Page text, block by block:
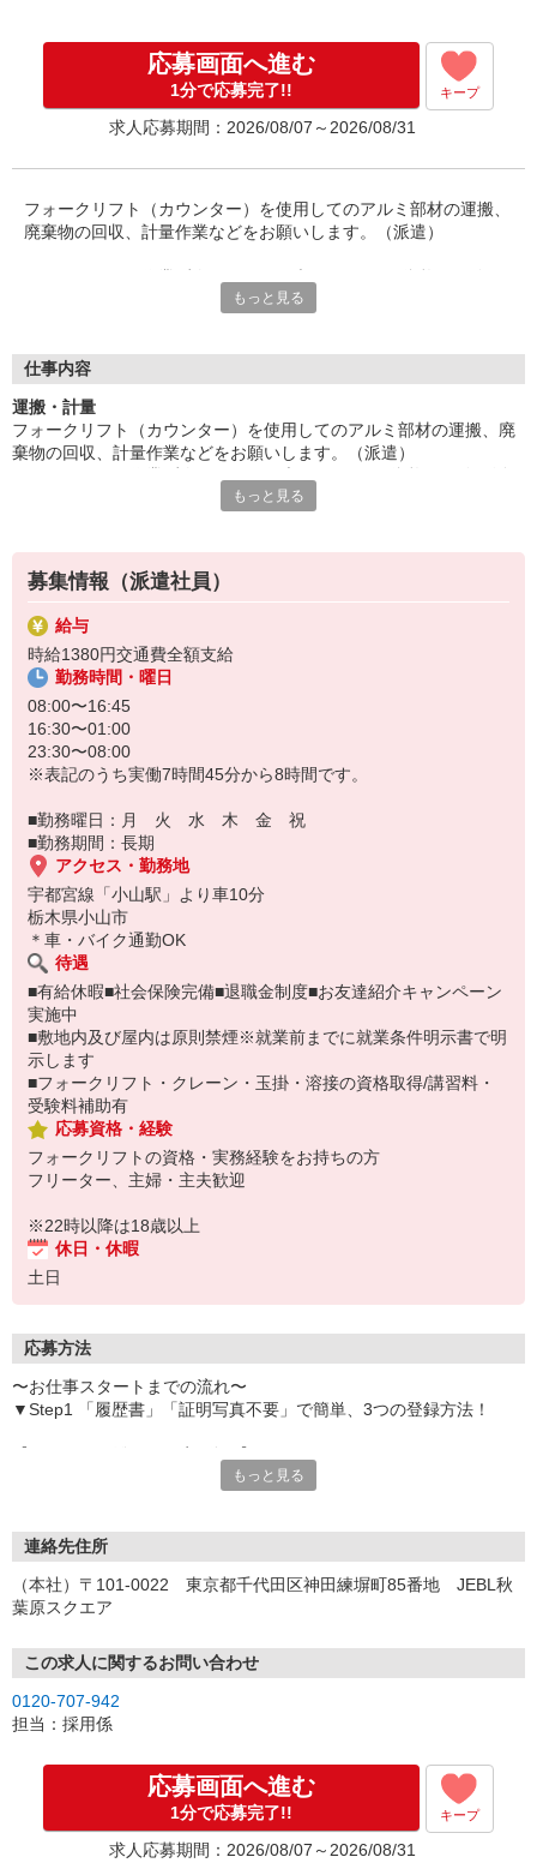
応募画面へ進む
1分で応募完了!! キープ
求人応募期間：2026/08/07～2026/08/31
フォークリフト（カウンター）を使用してのアルミ部材の運搬、
廃棄物の回収、計量作業などをお願いします。（派遣）
■お友達紹介キャンペーン！デジタルギフト3000円分プレゼント
『テクノ・サービス』は、派遣業界大手スタッフサービスグルー
プです。
全国にあるお仕事の中から、一人ひとりのスキルや希望条件に応
じたお仕事をご案内します。
登録方法は、【オンライン】【電話】【登録会来場】の3つから
選べます♪
★★履歴書・証明写真は不要！★★
また、ご登録済の方はお仕事の紹介がスムーズです。
ご応募お待ちしています。
もっと見る
仕事内容
運搬・計量
フォークリフト（カウンター）を使用してのアルミ部材の運搬、廃
棄物の回収、計量作業などをお願いします。（派遣）
＊技術が身につきます
もっと見る
募集情報（派遣社員）
給与
時給1380円交通費全額支給
勤務時間・曜日
08:00〜16:45
16:30〜01:00
23:30〜08:00
※表記のうち実働7時間45分から8時間です。
■勤務曜日：月 火 水 木 金 祝
■勤務期間：長期
アクセス・勤務地
宇都宮線「小山駅」より車10分
栃木県小山市
＊車・バイク通勤OK
待遇
■有給休暇■社会保険完備■退職金制度■お友達紹介キャンペーン
実施中
■敷地内及び屋内は原則禁煙※就業前までに就業条件明示書で明
示します
■フォークリフト・クレーン・玉掛・溶接の資格取得/講習料・
受験料補助有
応募資格・経験
フォークリフトの資格・実務経験をお持ちの方
フリーター、主婦・主夫歓迎
※22時以降は18歳以上
休日・休暇
土日
応募方法
〜お仕事スタートまでの流れ〜
▼Step1 「履歴書」「証明写真不要」で簡単、3つの登録方法！
いつでも好きな時間に登録OK
受付時間/平日9:00〜19:00
【来場登録（目安1時間30分）】
▼Step2 全国にあるお仕事の中から、あなたにピッタリのお仕事を
ご案内
▼Step3 就業前に職場見学で気になる事はしっかりチェック！
応募⇒最短で2日後からの勤務も可能です！
もっと見る
連絡先住所
（本社）〒101-0022 東京都千代田区神田練塀町85番地 JEBL秋
葉原スクエア
この求人に関するお問い合わせ
0120-707-942
担当：採用係
応募画面へ進む
1分で応募完了!! キープ
求人応募期間：2026/08/07～2026/08/31